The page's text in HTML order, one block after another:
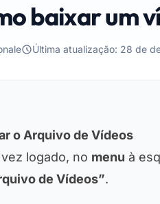
baixar um
Última atualização: 28 de
o Arquivo de Vídeos
vez logado, no menu à
de Vídeos”.